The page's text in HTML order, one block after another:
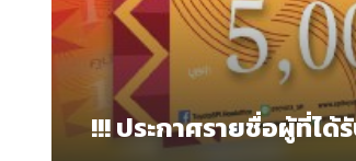
!!! ประกาศรายชื่อผู้ที่ได้